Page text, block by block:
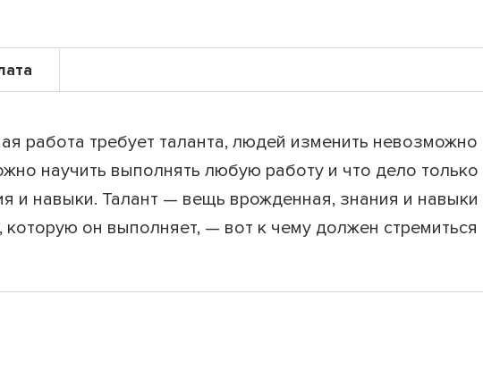
работа требует таланта, людей изменить невозможно
научить выполнять любую работу и что дело
и навыки. Талант — вещь врожденная, знания и
которую он выполняет, — вот к чему должен